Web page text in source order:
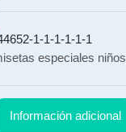
1-1-1-1-1-1
especiales niños
Información adicional